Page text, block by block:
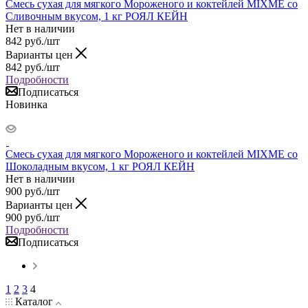
Смесь сухая для мягкого Мороженого и коктейлей MIXME со
Сливочным вкусом, 1 кг РОЯЛ КЕЙН
Нет в наличии
842 руб./шт
Варианты цен
842 руб./шт
Подробности
Подписаться
Новинка
Смесь сухая для мягкого Мороженого и коктейлей MIXME со
Шоколадным вкусом, 1 кг РОЯЛ КЕЙН
Нет в наличии
900 руб./шт
Варианты цен
900 руб./шт
Подробности
Подписаться
1 2 3 4
Каталог